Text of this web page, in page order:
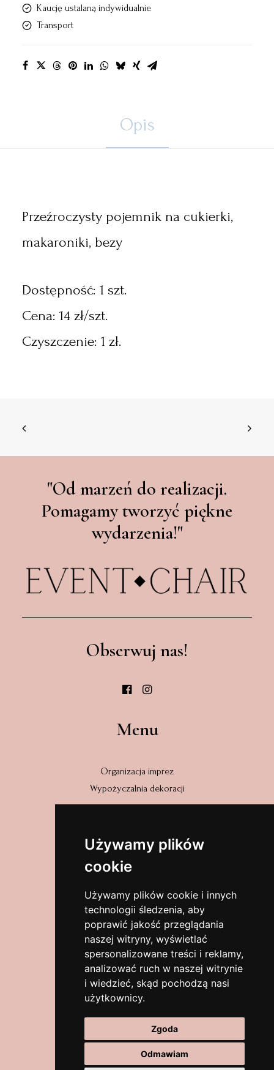
Używamy plików
cookie
Używamy plików cookie i innych
technologii śledzenia, aby
poprawić jakość przeglądania
naszej witryny, wyświetlać
spersonalizowane treści i reklamy,
analizować ruch w naszej witrynie
i wiedzieć, skąd pochodzą nasi
użytkownicy.
Zgoda
Odmawiam
Kaucję ustalaną indywidualnie
Transport
Opis
Przeźroczysty pojemnik na cukierki,
makaroniki, bezy
Dostępność: 1 szt.
Cena: 14 zł/szt.
Czyszczenie: 1 zł.
"Od marzeń do realizacji.
Pomagamy tworzyć piękne
wydarzenia!"
Obserwuj nas!
Menu
Organizacja imprez
Wypożyczalnia dekoracji
Wyszyńskiego 31/2
58-320 Walim
dolnośląskie, Polska
Zobacz na mapach
Kontakt
biuro@eventchair.pl
+48 513-150-119